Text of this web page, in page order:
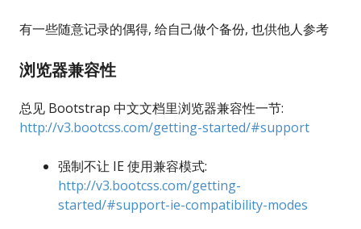
有一些随意记录的偶得, 给自己做个备份, 也供他人参考
浏览器兼容性
总见 Bootstrap 中文文档里浏览器兼容性一节:
http://v3.bootcss.com/getting-started/#support
强制不让 IE 使用兼容模式:
http://v3.bootcss.com/getting-
started/#support-ie-compatibility-modes